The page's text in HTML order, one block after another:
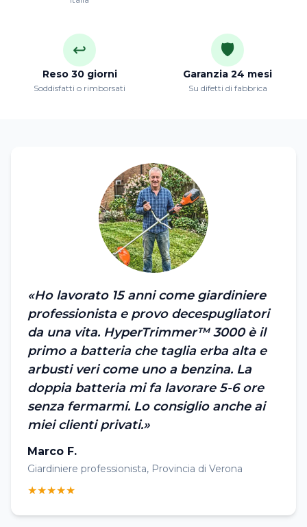
↩️
Reso 30 giorni
Soddisfatti o rimborsati
🛡️
Garanzia 24 mesi
Su difetti di fabbrica
«Ho lavorato 15 anni come giardiniere
professionista e provo decespugliatori
da una vita. HyperTrimmer™ 3000 è il
primo a batteria che taglia erba alta e
arbusti veri come uno a benzina. La
doppia batteria mi fa lavorare 5-6 ore
senza fermarmi. Lo consiglio anche ai
miei clienti privati.»
Marco F.
Giardiniere professionista, Provincia di Verona
★★★★★